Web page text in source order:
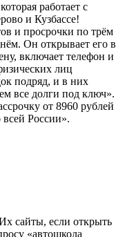
работает с
и Кузбассе!
и просрочки по трём
Он открывает его в
включает телефон и
лиц
подряд, и в них
все долги под ключ».
от 8960 рублей
России».
сайты, если открыть
«автошкола